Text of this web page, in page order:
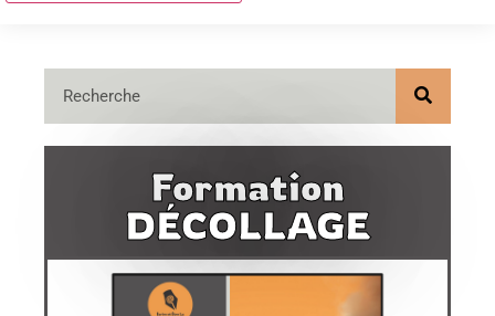
Formation
DÉCOLLAGE